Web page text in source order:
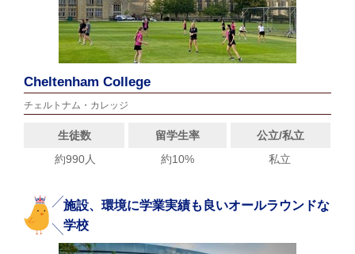
Cheltenham College
チェルトナム・カレッジ
生徒数 留学生率
公立/私立
約990人
約10% 私立
施設、環境に学業実績も良いオールラウンドな
学校